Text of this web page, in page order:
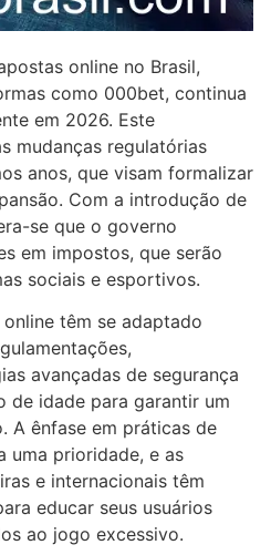
online no Brasil,
como 000bet, continua
em 2026. Este
mudanças regulatórias
anos, que visam formalizar
Com a introdução de
se que o governo
em impostos, que serão
sociais e esportivos.
têm se adaptado
avançadas de segurança
de idade para garantir um
A ênfase em práticas de
uma prioridade, e as
e internacionais têm
educar seus usuários
ao jogo excessivo.